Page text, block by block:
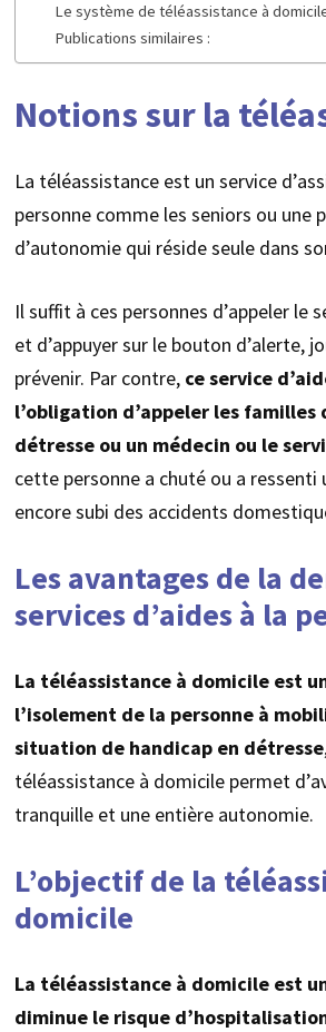
Le système de téléassistance à
Publications similaires :
Notions sur la
La téléassistance est un service
personne comme les seniors ou une
d’autonomie qui réside seule dans
Il suffit à ces personnes d’appeler le
et d’appuyer sur le bouton d’alerte,
prévenir. Par contre, ce service
l’obligation d’appeler les familles
détresse ou un médecin ou le
cette personne a chuté ou a ressenti
encore subi des accidents
Les avantages de la
services d’aides à la
La téléassistance à domicile est
l’isolement de la personne à
situation de handicap en détresse
téléassistance à domicile permet
tranquille et une entière autonomie.
L’objectif de la
domicile
La téléassistance à domicile est
diminue le risque